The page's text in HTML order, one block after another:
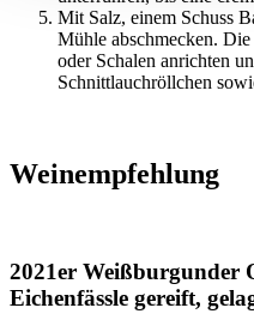
Mit Salz, einem Schuss
Mühle abschmecken.
oder Schalen anrichten
Schnittlauchröllchen
Weinempfehlung
2021er Weißburgunder
Eichenfässle gereift,